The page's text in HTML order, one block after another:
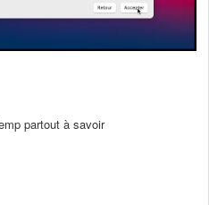
partout à savoir